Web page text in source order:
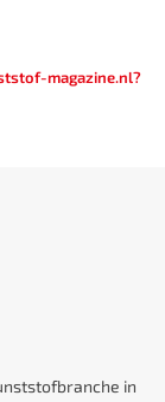
magazine.nl?
in